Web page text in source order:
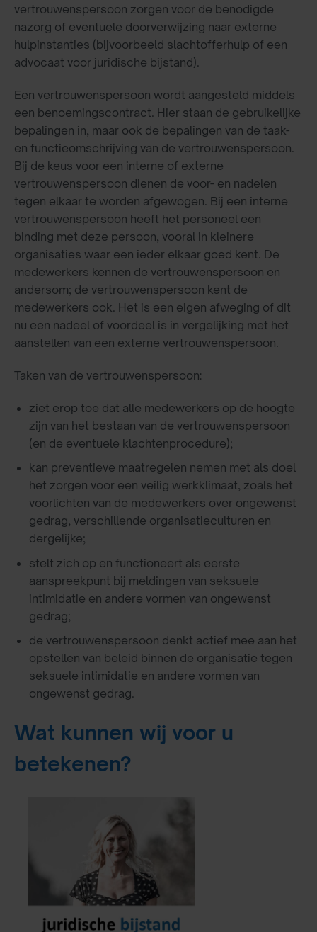
vertrouwenspersoon zorgen voor de benodigde
nazorg of eventuele doorverwijzing naar externe
hulpinstanties (bijvoorbeeld slachtofferhulp of een
advocaat voor juridische bijstand).
Een vertrouwenspersoon wordt aangesteld middels
een benoemingscontract. Hier staan de gebruikelijke
bepalingen in, maar ook de bepalingen van de taak-
en functieomschrijving van de vertrouwenspersoon.
Bij de keus voor een interne of externe
vertrouwenspersoon dienen de voor- en nadelen
tegen elkaar te worden afgewogen. Bij een interne
vertrouwenspersoon heeft het personeel een
binding met deze persoon, vooral in kleinere
organisaties waar een ieder elkaar goed kent. De
medewerkers kennen de vertrouwenspersoon en
andersom; de vertrouwenspersoon kent de
medewerkers ook. Het is een eigen afweging of dit
nu een nadeel of voordeel is in vergelijking met het
aanstellen van een externe vertrouwenspersoon.
Taken van de vertrouwenspersoon:
ziet erop toe dat alle medewerkers op de hoogte
zijn van het bestaan van de vertrouwenspersoon
(en de eventuele klachtenprocedure);
kan preventieve maatregelen nemen met als doel
het zorgen voor een veilig werkklimaat, zoals het
voorlichten van de medewerkers over ongewenst
gedrag, verschillende organisatieculturen en
dergelijke;
stelt zich op en functioneert als eerste
aanspreekpunt bij meldingen van seksuele
intimidatie en andere vormen van ongewenst
gedrag;
de vertrouwenspersoon denkt actief mee aan het
opstellen van beleid binnen de organisatie tegen
seksuele intimidatie en andere vormen van
ongewenst gedrag.
Wat kunnen wij voor u
betekenen?